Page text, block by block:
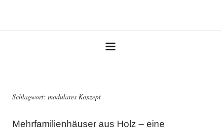
Schlagwort: modulares Konzept
Mehrfamilienhäuser aus Holz – eine